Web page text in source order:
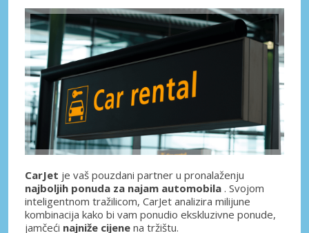
CarJet je vaš pouzdani partner u pronalaženju
najboljih ponuda za najam automobila . Svojom
inteligentnom tražilicom, CarJet analizira milijune
kombinacija kako bi vam ponudio ekskluzivne ponude,
jamčeći najniže cijene na tržištu.